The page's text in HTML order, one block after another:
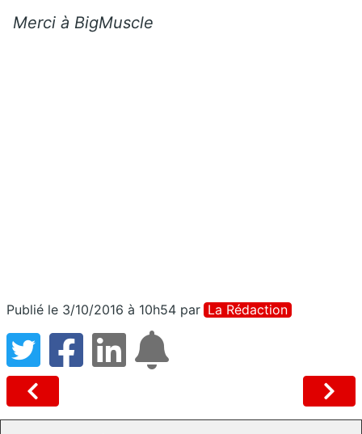
Merci à BigMuscle
Publié le 3/10/2016 à 10h54 par La Rédaction